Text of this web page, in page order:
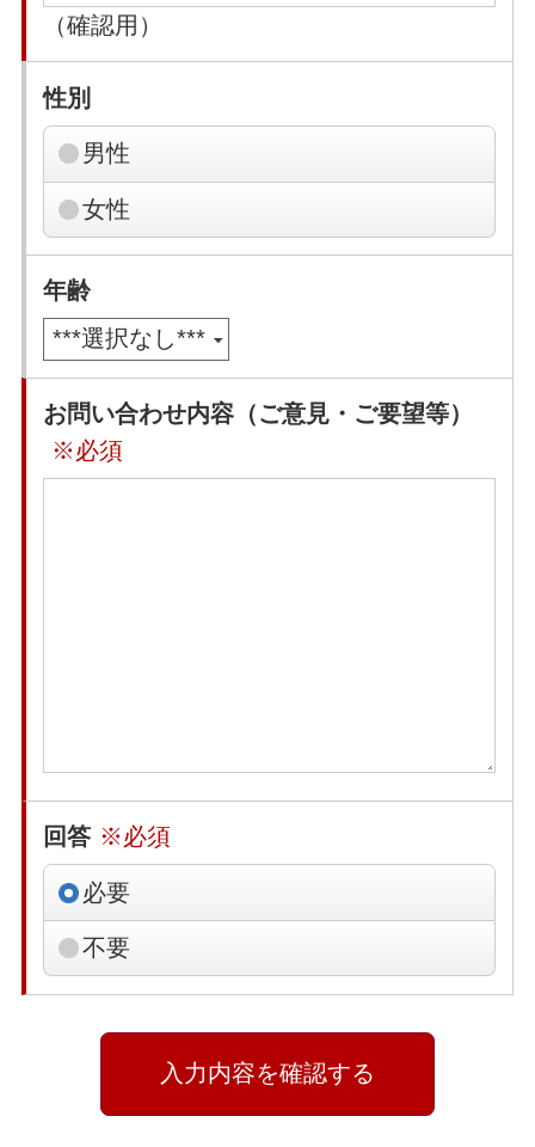
（確認用）
性別
男性
女性
年齢
お問い合わせ内容（ご意見・ご要望等）
※必須
回答 ※必須
必要
不要